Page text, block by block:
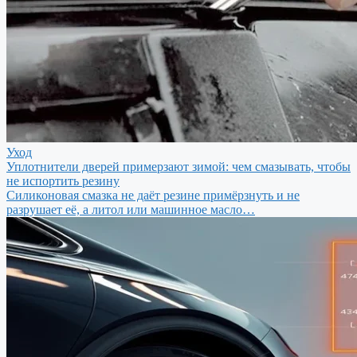
Уход
Уплотнители дверей примерзают зимой: чем смазывать, чтобы
не испортить резину
Силиконовая смазка не даёт резине примёрзнуть и не
разрушает её, а литол или машинное масло…